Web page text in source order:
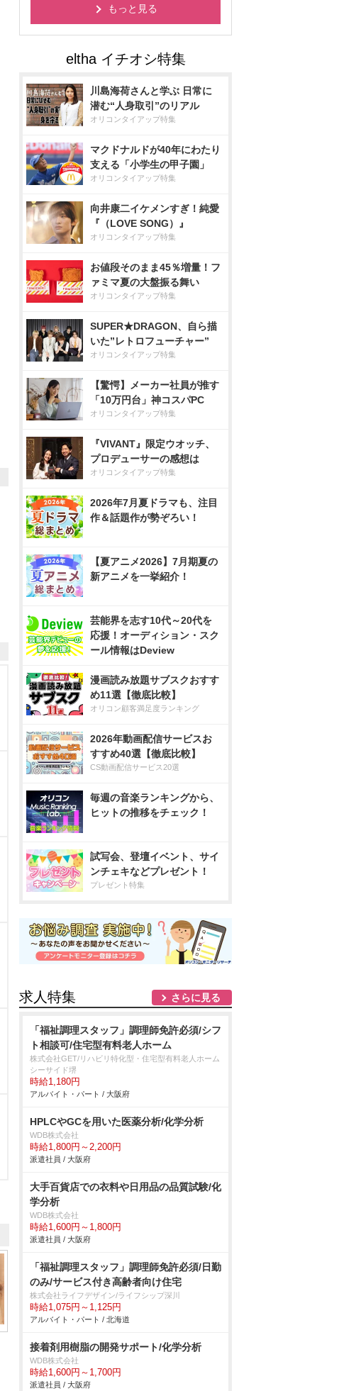
もっと見る
川島海荷さんと学ぶ 日常に
潜む“人身取引”のリアル
オリコンタイアップ特集
マクドナルドが40年にわたり
支える「小学生の甲子園」
オリコンタイアップ特集
向井康二イケメンすぎ！純愛
『（LOVE SONG）』
オリコンタイアップ特集
お値段そのまま45％増量！フ
ァミマ夏の大盤振る舞い
オリコンタイアップ特集
SUPER★DRAGON、自ら描
いた”レトロフューチャー”
オリコンタイアップ特集
【驚愕】メーカー社員が推す
「10万円台」神コスパPC
オリコンタイアップ特集
『VIVANT』限定ウオッチ、
プロデューサーの感想は
オリコンタイアップ特集
2026年7月夏ドラマも、注目
作＆話題作が勢ぞろい！
【夏アニメ2026】7月期夏の
新アニメを一挙紹介！
芸能界を志す10代～20代を
応援！オーディション・スク
ール情報はDeview
漫画読み放題サブスクおすす
め11選【徹底比較】
オリコン顧客満足度ランキング
2026年動画配信サービスお
すすめ40選【徹底比較】
CS動画配信サービス20選
毎週の音楽ランキングから、
ヒットの推移をチェック！
試写会、登壇イベント、サイ
ンチェキなどプレゼント！
プレゼント特集
求人特集 さらに見る
「福祉調理スタッフ」調理師免許必須/シフ
ト相談可/住宅型有料老人ホーム
株式会社GET/リハビリ特化型・住宅型有料老人ホーム
シーサイド堺
時給1,180円
アルバイト・パート / 大阪府
HPLCやGCを用いた医薬分析/化学分析
WDB株式会社
時給1,800円～2,200円
派遣社員 / 大阪府
大手百貨店での衣料や日用品の品質試験/化
学分析
WDB株式会社
時給1,600円～1,800円
派遣社員 / 大阪府
「福祉調理スタッフ」調理師免許必須/日勤
のみ/サービス付き高齢者向け住宅
株式会社ライフデザイン/ライフシップ深川
時給1,075円～1,125円
アルバイト・パート / 北海道
接着剤用樹脂の開発サポート/化学分析
WDB株式会社
時給1,600円～1,700円
派遣社員 / 大阪府